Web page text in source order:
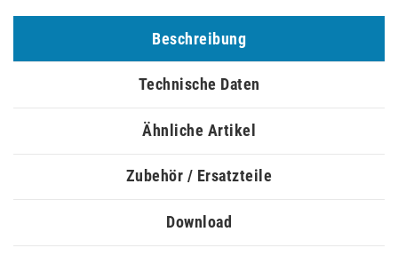
Beschreibung
Technische Daten
Ähnliche Artikel
Zubehör / Ersatzteile
Download